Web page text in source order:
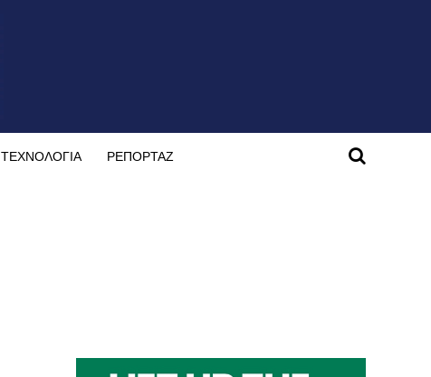
ΤΕΧΝΟΛΟΓΙΑ ΡΕΠΟΡΤΑΖ